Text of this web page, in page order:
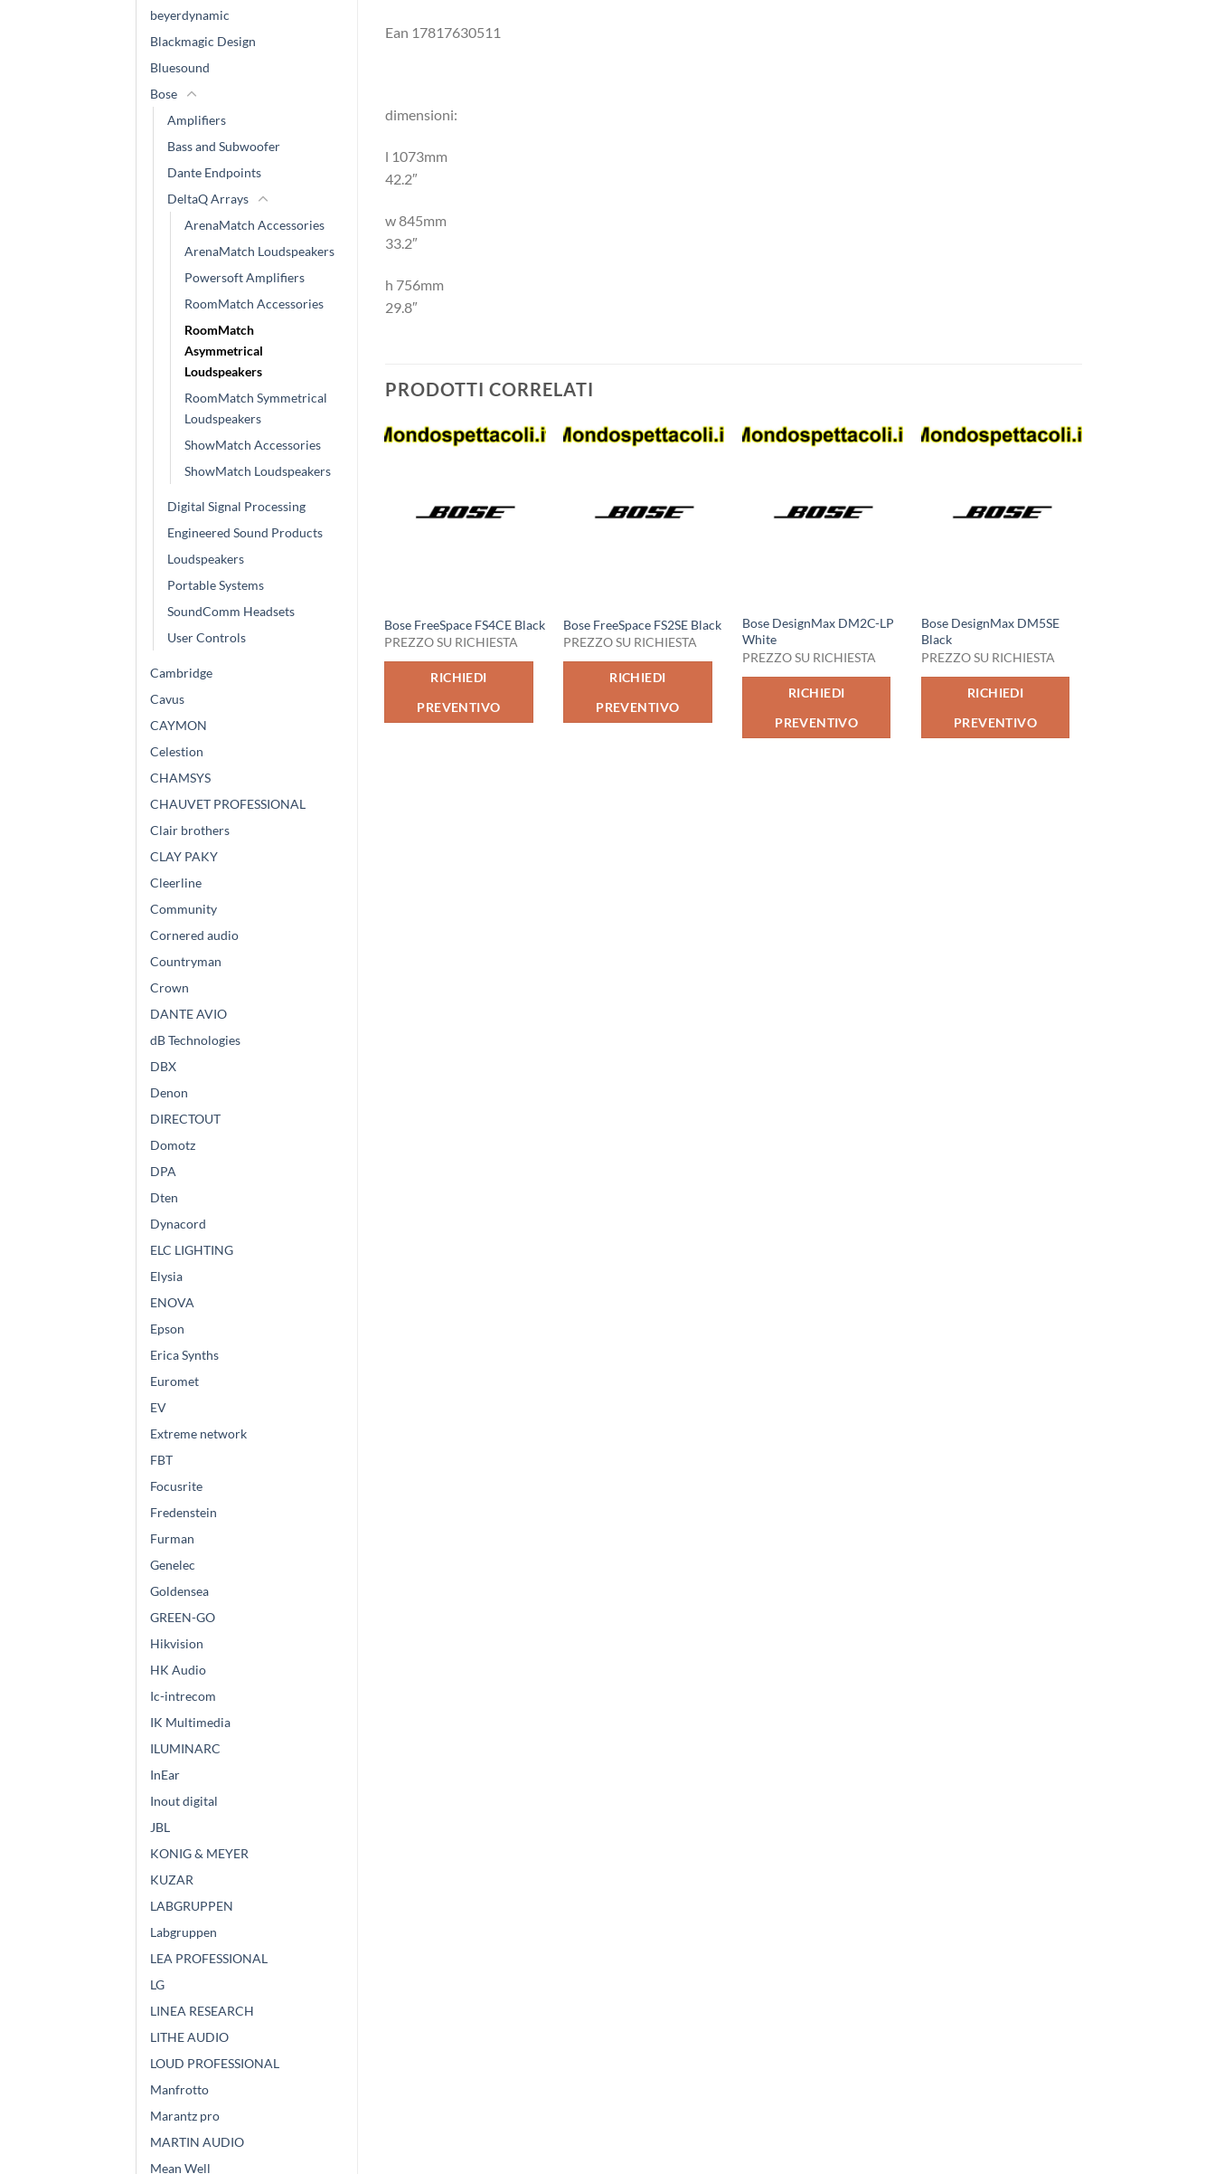
beyerdynamic
Blackmagic Design
Bluesound
Bose
Amplifiers
Bass and Subwoofer
Dante Endpoints
DeltaQ Arrays
ArenaMatch Accessories
ArenaMatch Loudspeakers
Powersoft Amplifiers
RoomMatch Accessories
RoomMatch
Asymmetrical
Loudspeakers
RoomMatch Symmetrical
Loudspeakers
ShowMatch Accessories
ShowMatch Loudspeakers
Digital Signal Processing
Engineered Sound Products
Loudspeakers
Portable Systems
SoundComm Headsets
User Controls
Cambridge
Cavus
CAYMON
Celestion
CHAMSYS
CHAUVET PROFESSIONAL
Clair brothers
CLAY PAKY
Cleerline
Community
Cornered audio
Countryman
Crown
DANTE AVIO
dB Technologies
DBX
Denon
DIRECTOUT
Domotz
DPA
Dten
Dynacord
ELC LIGHTING
Elysia
ENOVA
Epson
Erica Synths
Euromet
EV
Extreme network
FBT
Focusrite
Fredenstein
Furman
Genelec
Goldensea
GREEN-GO
Hikvision
HK Audio
Ic-intrecom
IK Multimedia
ILUMINARC
InEar
Inout digital
JBL
KONIG & MEYER
KUZAR
LABGRUPPEN
Labgruppen
LEA PROFESSIONAL
LG
LINEA RESEARCH
LITHE AUDIO
LOUD PROFESSIONAL
Manfrotto
Marantz pro
MARTIN AUDIO
Mean Well
Ean 17817630511
dimensioni:
l 1073mm
42.2″
w 845mm
33.2″
h 756mm
29.8″
PRODOTTI CORRELATI
Bose FreeSpace FS4CE Black
PREZZO SU RICHIESTA
RICHIEDI
PREVENTIVO
Bose FreeSpace FS2SE Black
PREZZO SU RICHIESTA
RICHIEDI
PREVENTIVO
Bose DesignMax DM2C-LP
White
PREZZO SU RICHIESTA
RICHIEDI
PREVENTIVO
Bose DesignMax DM5SE
Black
PREZZO SU RICHIESTA
RICHIEDI
PREVENTIVO
Black